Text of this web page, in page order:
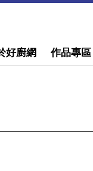
好廚網 作品專區